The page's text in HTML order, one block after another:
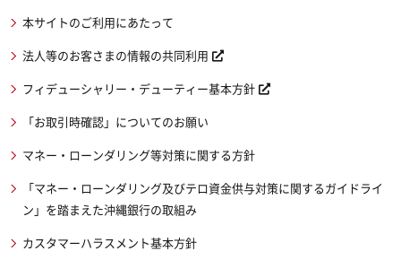
本サイトのご利用にあたって
法人等のお客さまの情報の共同利用
フィデューシャリー・デューティー基本方針
「お取引時確認」についてのお願い
マネー・ローンダリング等対策に関する方針
「マネー・ローンダリング及びテロ資金供与対策に関するガイドライ
ン」を踏まえた沖縄銀行の取組み
カスタマーハラスメント基本方針